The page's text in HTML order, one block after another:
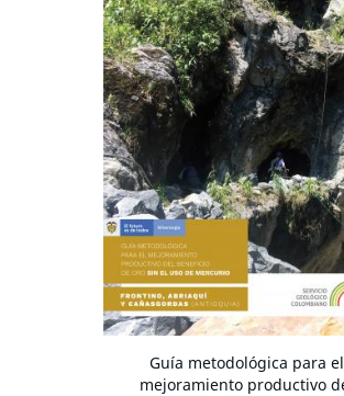
Guía metodológica para el
mejoramiento productivo